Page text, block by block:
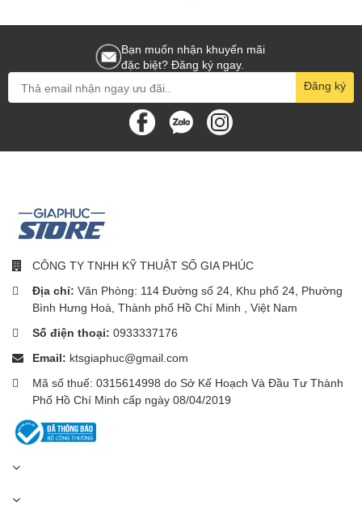
Bạn muốn nhận khuyến mãi
đặc biệt? Đăng ký ngay.
Đăng ký
CÔNG TY TNHH KỸ THUẬT SỐ GIA PHÚC
Địa chỉ: Văn Phòng: 114 Đường số 24, Khu phố 24, Phường
Bình Hưng Hoà, Thành phố Hồ Chí Minh , Việt Nam
Số điện thoại: 0933337176
Email: ktsgiaphuc@gmail.com
Mã số thuế: 0315614998 do Sở Kế Hoạch Và Đầu Tư Thành
Phố Hồ Chí Minh cấp ngày 08/04/2019